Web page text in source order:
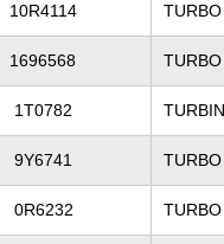
10R4114
1696568
1T0782
9Y6741
0R6232